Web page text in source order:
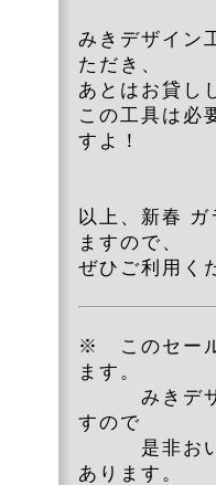
みきデザイン
ただき、
あとはお貸し
この工具は必
すよ！
以上、新春
ますので、
ぜひご利用く
※ このセール
ます。
みきデザイ
すので
是非おいで
あります。